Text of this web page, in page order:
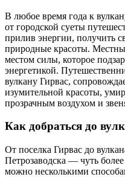
В любое время года к
от городской суеты
прилив энергии, получить
природные красоты.
местом силы, которое
энергетикой.
вулкану Гирвас,
изумительной красоты,
прозрачным воздухом и
Как добраться до
От поселка Гирвас до
Петрозаводска — чуть
можно несколькими